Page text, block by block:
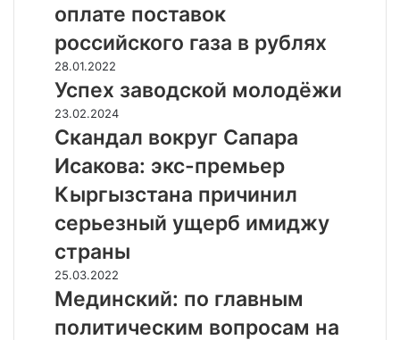
к
о
г
о
т
о
р
г
а
с
а
з
а
б
а
и
т
е
л
ь
с
т
в
о
Ф
Р
и
з
у
ч
а
е
оплате поставок
российского газа в рублях
У
с
е
х
з
в
о
д
с
к
о
й
м
28.01.2022
Успех заводской молодёжи
С
к
н
д
л
в
о
к
р
23.02.2024
Скандал вокруг Сапара
Исакова: экс-премьер
Кыргызстана причинил
серьезный ущерб имиджу
страны
М
е
25.03.2022
Мединский: по главным
политическим вопросам на